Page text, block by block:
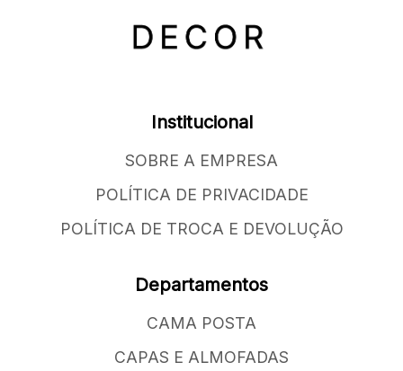
Institucional
SOBRE A EMPRESA
POLÍTICA DE PRIVACIDADE
POLÍTICA DE TROCA E DEVOLUÇÃO
Departamentos
CAMA POSTA
CAPAS E ALMOFADAS